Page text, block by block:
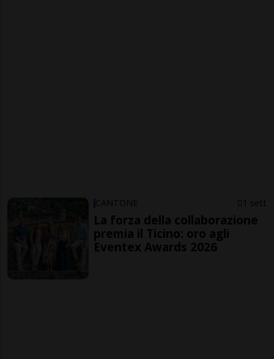
CANTONE 1 sett
La forza della collaborazione
premia il Ticino: oro agli
Eventex Awards 2026